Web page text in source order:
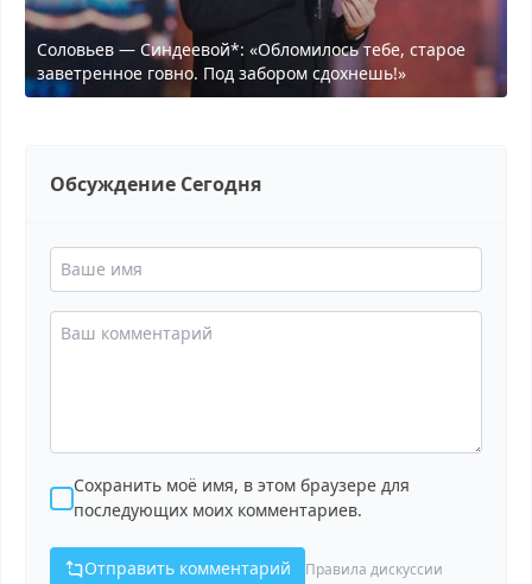
Соловьев — Синдеевой*: «Обломилось тебе, старое
заветренное говно. Под забором сдохнешь!»
Обсуждение Сегодня
Сохранить моё имя, в этом браузере для
последующих моих комментариев.
Отправить комментарий Правила дискуссии